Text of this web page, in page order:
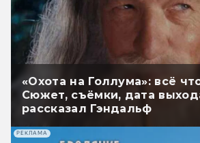
«Охота на Голлума»: всё
Сюжет, съёмки, дата
рассказал Гэндальф
РЕКЛАМА